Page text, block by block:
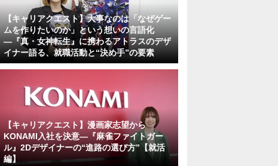
【キャリアクエスト】大事なのは「なぜゲー
ムを作りたいのか」という想いの言語化
―『真・女神転生』に携わるアトラスのデザ
イナー語る、就職活動と“決め手”の要素
【キャリアクエスト】漫画家志望から
KONAMI入社を決意―『麻雀ファイトガー
ル』2Dデザイナーの“進路の選び方”【就活
編】